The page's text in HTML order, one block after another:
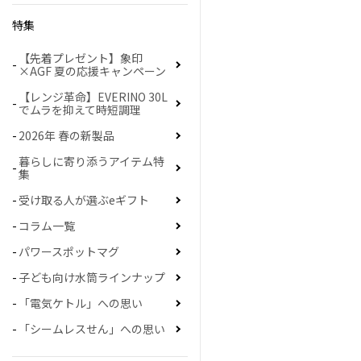
特集
【先着プレゼント】象印
×AGF 夏の応援キャンペーン
【レンジ革命】EVERINO 30L
でムラを抑えて時短調理
2026年 春の新製品
暮らしに寄り添うアイテム特
集
受け取る人が選ぶeギフト
コラム一覧
パワースポットマグ
子ども向け水筒ラインナップ
「電気ケトル」への思い
「シームレスせん」への思い